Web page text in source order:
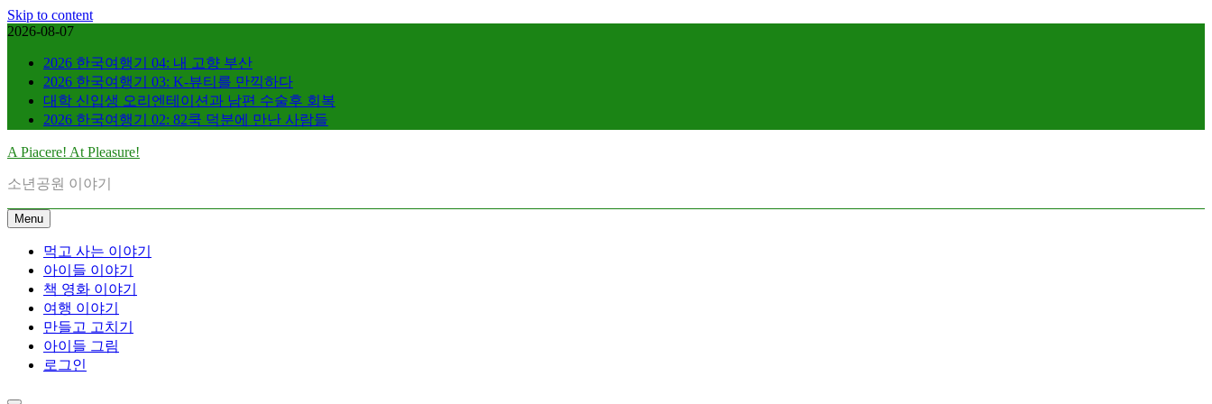
Skip to content
2026-08-07
2026 한국여행기 04: 내 고향 부산
2026 한국여행기 03: K-뷰티를 만끽하다
대학 신입생 오리엔테이션과 남편 수술후 회복
2026 한국여행기 02: 82쿡 덕분에 만난 사람들
A Piacere! At Pleasure!
소년공원 이야기
Menu
먹고 사는 이야기
아이들 이야기
책 영화 이야기
여행 이야기
만들고 고치기
아이들 그림
로그인